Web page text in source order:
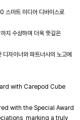
마트 미디어 디바이스로
지 수상하며 더욱 뜻깊은
자이너와 파트너사의 노고에
with Carepod Cube
with the Special Award
marking a truly